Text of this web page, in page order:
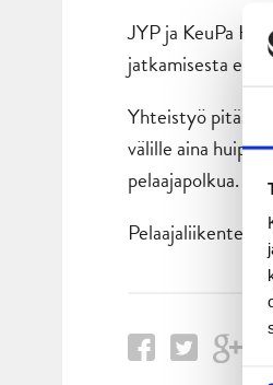
JYP ja KeuPa
jatkamisesta ensi
Yhteistyö pitää
välille aina
pelaajapolkua.